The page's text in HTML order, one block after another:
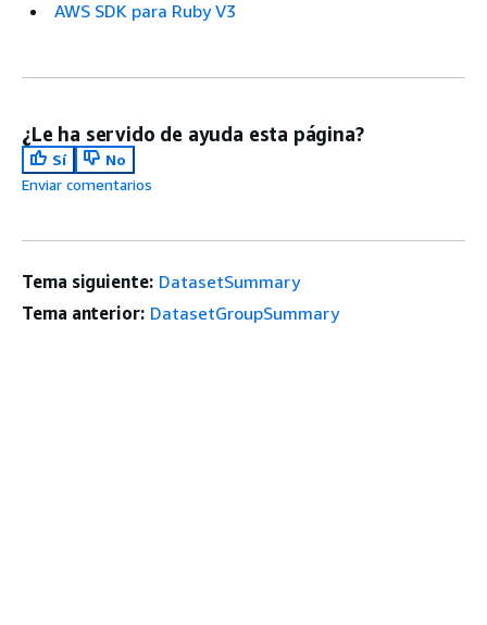
AWS SDK para Ruby V3
¿Le ha servido de ayuda esta página?
Sí
No
Enviar comentarios
Tema siguiente: DatasetSummary
Tema anterior: DatasetGroupSummary